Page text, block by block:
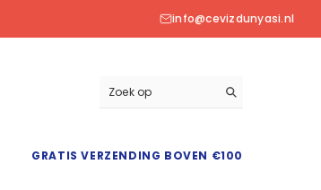
info@cevizdunyasi.nl
GRATIS VERZENDING BOVEN €100